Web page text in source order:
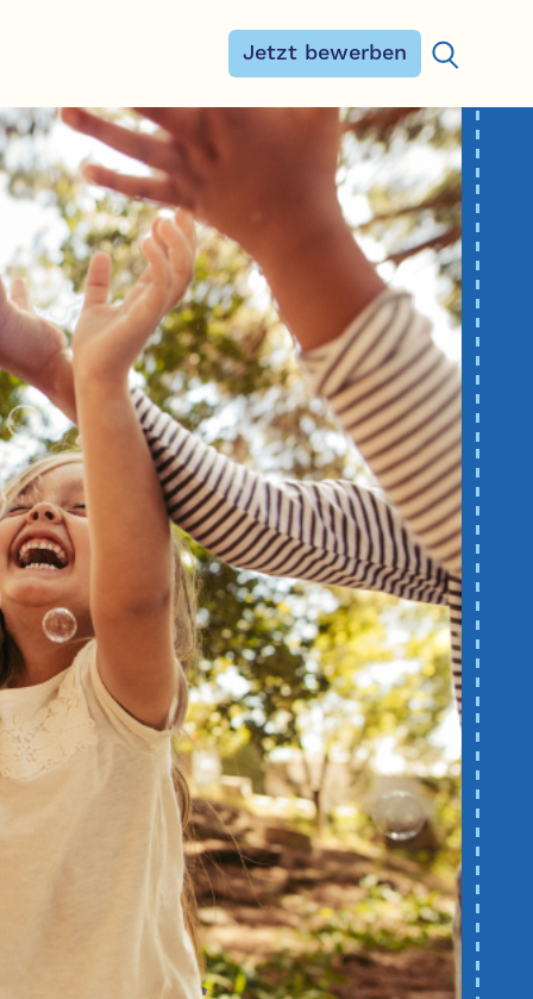
Jetzt bewerben
Suchen